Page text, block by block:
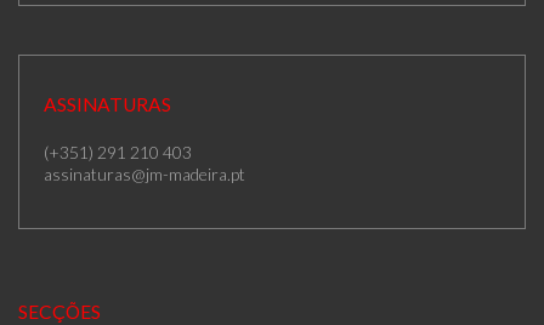
ASSINATURAS
(+351) 291 210 403
assinaturas@jm-madeira.pt
SECÇÕES